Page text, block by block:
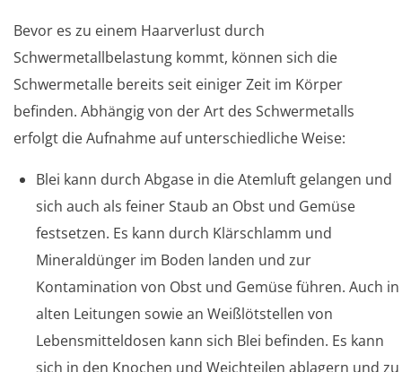
Bevor es zu einem Haarverlust durch
Schwermetallbelastung kommt, können sich die
Schwermetalle bereits seit einiger Zeit im Körper
befinden. Abhängig von der Art des Schwermetalls
erfolgt die Aufnahme auf unterschiedliche Weise:
Blei kann durch Abgase in die Atemluft gelangen und
sich auch als feiner Staub an Obst und Gemüse
festsetzen. Es kann durch Klärschlamm und
Mineraldünger im Boden landen und zur
Kontamination von Obst und Gemüse führen. Auch in
alten Leitungen sowie an Weißlötstellen von
Lebensmitteldosen kann sich Blei befinden. Es kann
sich in den Knochen und Weichteilen ablagern und zu